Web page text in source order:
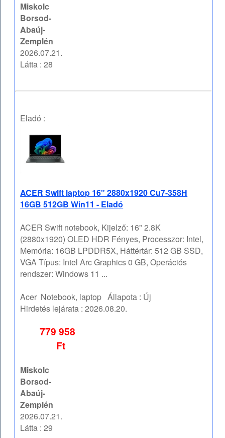
Miskolc
Borsod-
Abaúj-
Zemplén
2026.07.21.
Látta : 28
Eladó :
ACER Swift laptop 16" 2880x1920 Cu7-358H
16GB 512GB Win11 - Eladó
ACER Swift notebook, Kijelző: 16" 2.8K
(2880x1920) OLED HDR Fényes, Processzor: Intel,
Memória: 16GB LPDDR5X, Háttértár: 512 GB SSD,
VGA Típus: Intel Arc Graphics 0 GB, Operációs
rendszer: Windows 11 ...
Acer Notebook, laptop Állapota : Új
Hirdetés lejárata :2026.08.20.
779 958
Ft
Miskolc
Borsod-
Abaúj-
Zemplén
2026.07.21.
Látta : 29